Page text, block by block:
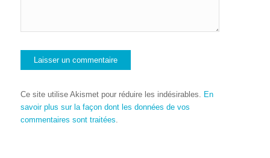
Ce site utilise Akismet pour réduire les indésirables. En
savoir plus sur la façon dont les données de vos
commentaires sont traitées.